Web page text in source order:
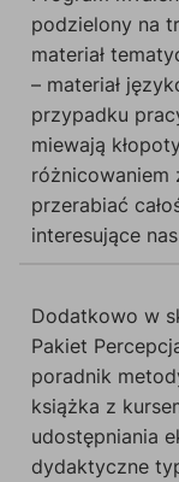
podzielony na
materiał
– materiał
przypadku
miewają
różnicowaniem
przerabiać
interesujące
Dodatkowo w
Pakiet
poradnik
książka z
udostępniania
dydaktyczne